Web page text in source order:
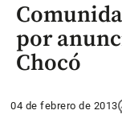
por
Chocó
04 de febrero de 2013